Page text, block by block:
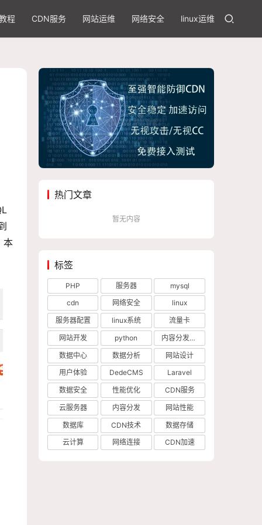
程 CDN服务 网站运维 网络安全 linux运维
本
热门文章
暂无内容
标签
PHP 服务器
mysql
cdn
网络安全
linux
服务器配置
linux系统
流量卡
网站开发
python
内容分发网络
数据中心
数据分析
网站设计
用户体验
DedeCMS
Laravel
数据安全
性能优化
CDN服务
云服务器
内容分发
网站性能
数据库
CDN技术
数据存储
云计算
网络连接 CDN加速